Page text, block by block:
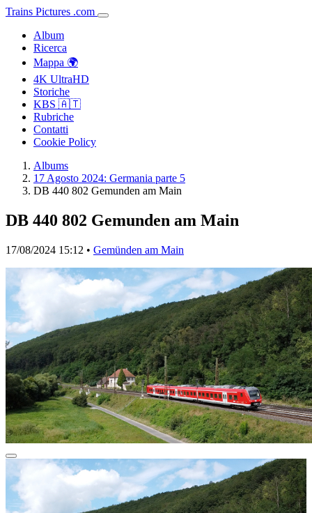
Trains Pictures .com
Album
Ricerca
Mappa 🌍
4K UltraHD
Storiche
KBS 🇦🇹
Rubriche
Contatti
Cookie Policy
Albums
17 Agosto 2024: Germania parte 5
DB 440 802 Gemunden am Main
DB 440 802 Gemunden am Main
17/08/2024 15:12 • Gemünden am Main